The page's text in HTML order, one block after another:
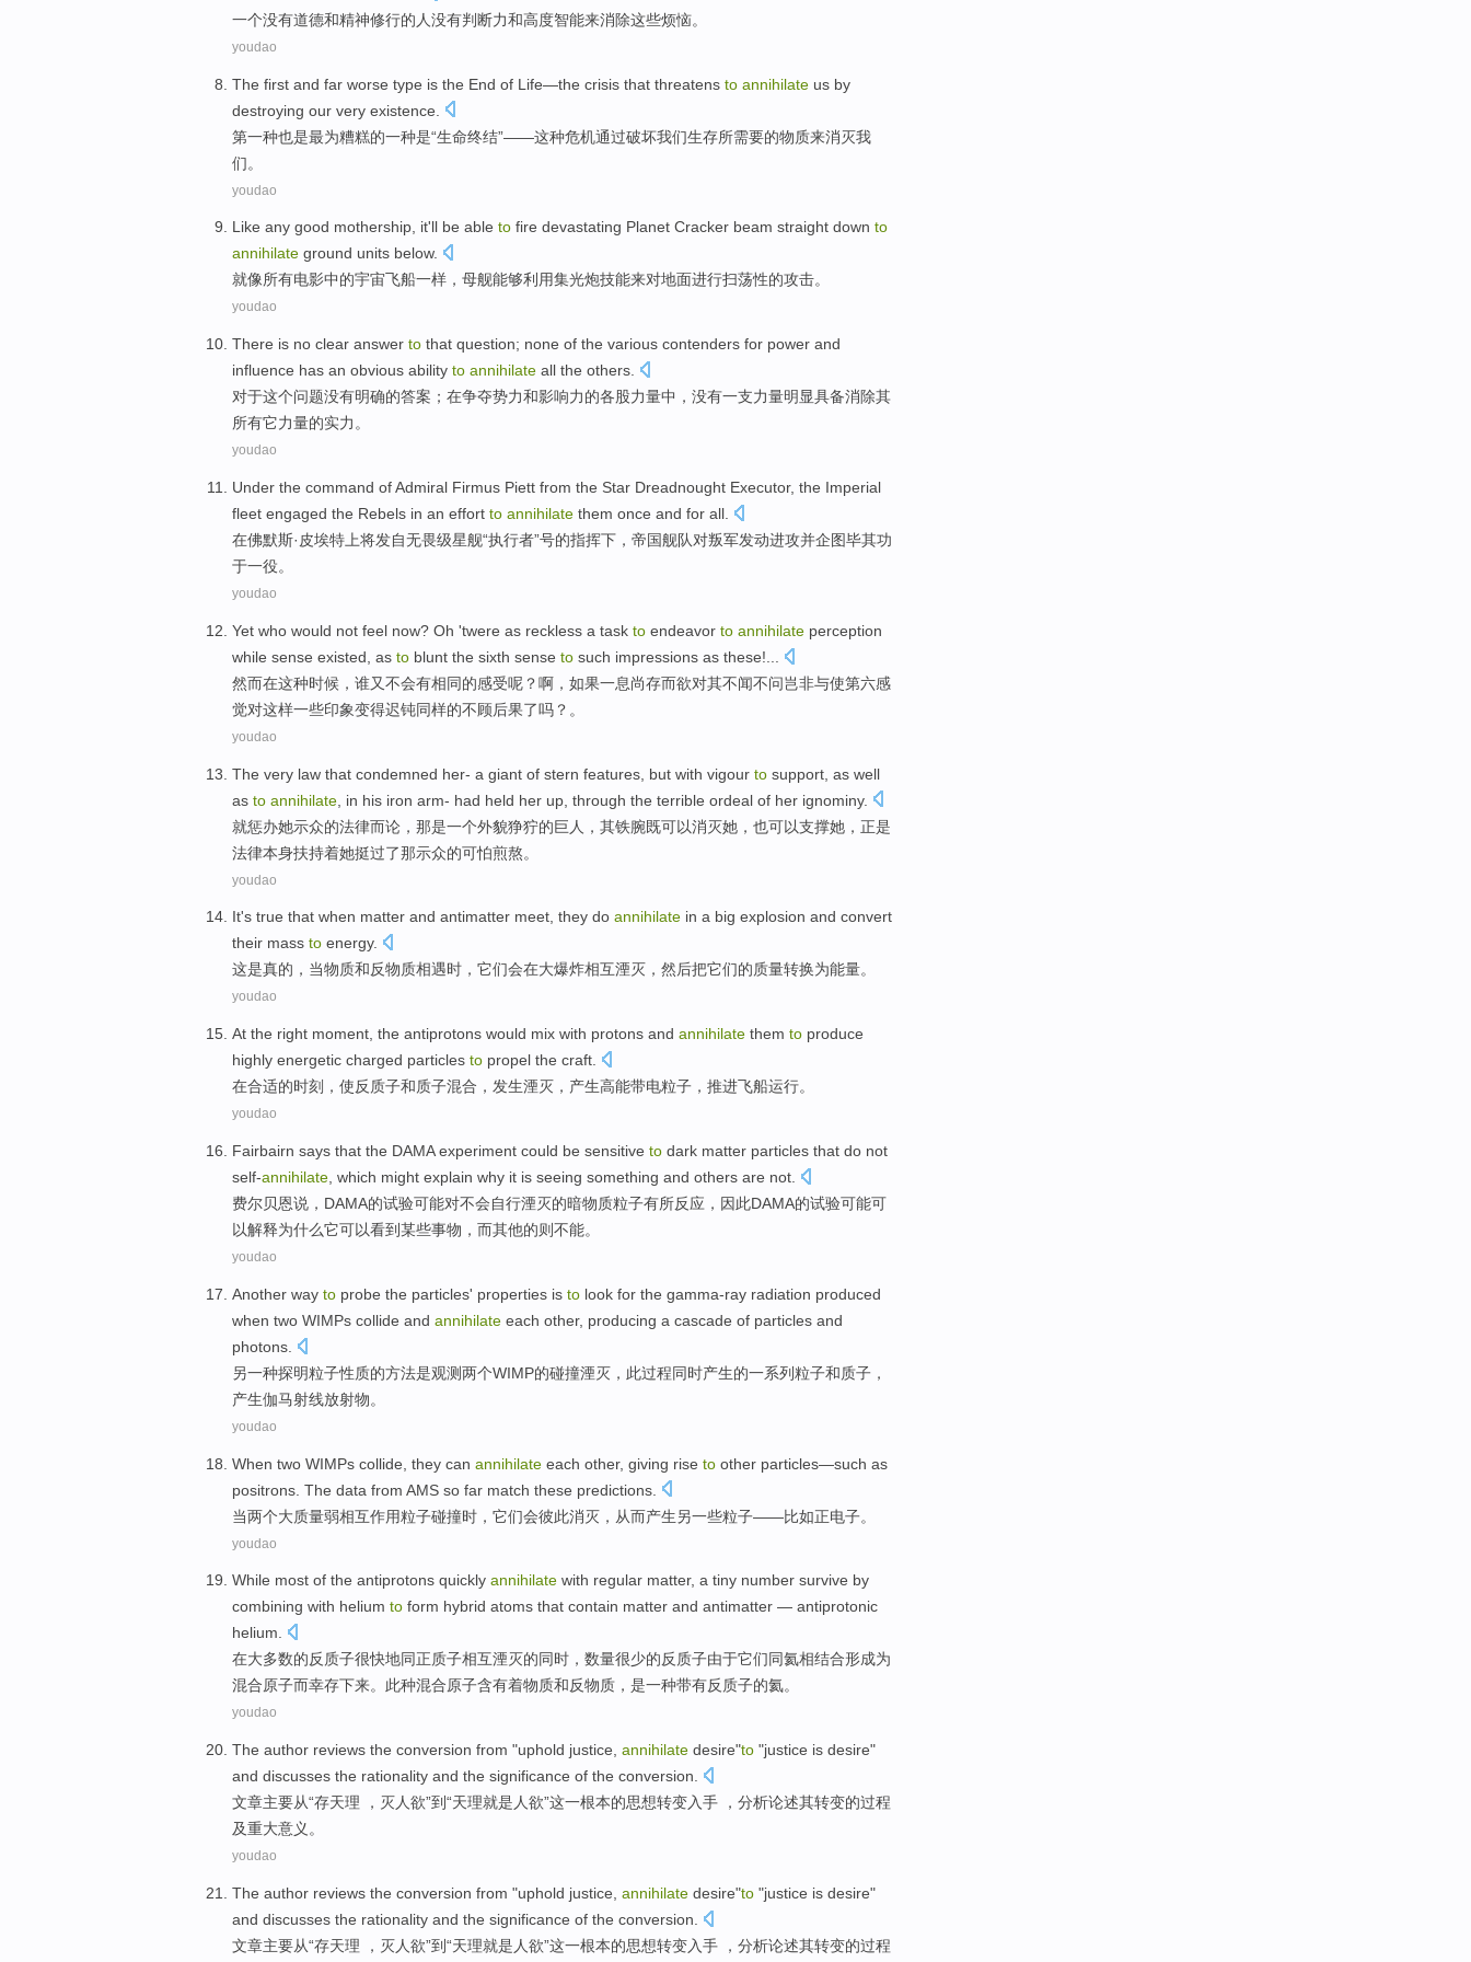
一个没有道德和精神修行的 人没有判断力和高度智能来消除这些烦恼。
youdao
The first and far worse type is the End of Life—the crisis that threatens to annihilate us by
destroying our very existence
第一种也是最为糟糕的一种是“生命终结”——这种危机通过破坏我们生存所需要的物质来消灭我
们。
youdao
Like any good mothership, it'll be able to fire devastating Planet Cracker beam straight down to
annihilate ground units below.
就像所有电影中的宇宙飞船一样， 母舰能够利用集光炮技能来对地面进行扫荡性的攻击。
youdao
There is no clear answer to that question; none of the various contenders for power and
influence has an obvious ability to annihilate all the others.
对于这个问题没有明确的答案 ；在争夺势力和影响力的各股力量中，没有一支力量明显具备消除其
所有它力量的实力。
youdao
Under the command ofAdmiral Firmus Piett from the Star Dreadnought Executor, the Imperial
fleet engaged the Rebels in an effort to annihilate them once and for all.
在佛默斯·皮埃特 上将发自无畏级星舰“执行者”号的指挥下 ， 帝国舰队对叛军发动进攻并企图毕其功
于一役。
youdao
Yet who would not feel now? Oh 'twere as reckless a task to endeavor to annihilate perception
while sense existed, as to blunt the sixth sense to such impressions as these!...
然而在这种时候 ， 谁又不会有相同的感受呢？啊 ，如果一息尚存而欲对其不闻不问岂非与使第六感
觉对这样一些印象变得迟钝同样的不顾后果了吗？。
youdao
The very law that condemned her- a giant of stern features, but with vigour to support , as well
as to annihilate , in his iron arm- had held her up, through the terrible ordeal of her ignominy.
就惩办她示众的法律而论， 那是一个外貌狰狞的巨人 ， 其铁腕既可以消灭她，也可以支撑她，正是
法律本身扶持着她挺过了那示众的可怕煎熬。
youdao
It's true that when matter and antimatter meet, they do annihilate in a big explosion and convert
their mass to energy.
这是真的 ， 当物质和反物质相遇时， 它们会在大爆炸相互湮灭 ， 然后把它们的质量转换为能量。
youdao
At the right moment the antiprotons would mix with protons and annihilate them to produce
highly energetic charged particles to propel the craft
在合适的时刻 ， 使反质子和质子混合，发生湮灭 ， 产生高能带电粒子 ， 推进飞船运行。
youdao
Fairbairn says that the DAMA experiment could be sensitive to dark matter particles that do not
self-annihilate , which might explain why it is seeing something and others are not
费尔贝恩说 ， DAMA的试验可能对不会自行湮灭的暗物质粒子有所反应，因此DAMA的试验可能可
以解释为什么它可以看到某些事物， 而其他的则不能。
youdao
Another way to probe the particles' properties is to look for the gamma-ray radiation produced
when two WIMPs collide and annihilate each other, producing a cascade of particles and
photons
另一种探明粒子性质的方法是观测两个WIMP的碰撞湮灭，此过程同时产生的一系列粒子和质子，
产生伽马射线放射物。
youdao
When two WIMPs collide they can annihilate each other, giving rise to other particles—such as
positrons . The data from AMS so far match these predictions.
当两个大质量弱相互作用粒子碰撞时 ， 它们会彼此消灭 ，从而产生另一些粒子——比如正电子。
youdao
While most of the antiprotons quickly annihilate with regular matter, a tiny number survive by
combining with helium to form hybrid atoms that contain matter and antimatter — antiprotonic
helium.
在大多数的反质子很快地同正质子相互湮灭的同时， 数量很少的反质子由于它们同氦相结合形成为
混合原子而幸存下来。此种混合原子含有着物质和反物质，是一种带有反质子的氦。
youdao
The author reviews the conversion from "uphold justice annihilate desire"to "justice is desire"
and discusses the rationality and the significance of the conversion.
文章主要从“存天理 ，灭人欲”到“天理就是 人欲”这一根本的思想转变入手 ， 分析论述其转变的过程
及重大意义 。
youdao
The author reviews the conversion from "uphold justice annihilate desire"to "justice is desire"
and discusses the rationality and the significance of the conversion.
文章主要从“存天理 ，灭人欲”到“天理就是 人欲”这一根本的思想转变入手 ， 分析论述其转变的过程